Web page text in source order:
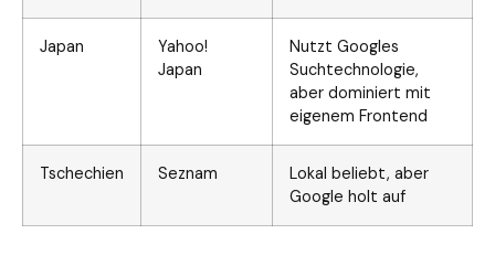
Japan
Yahoo!
Japan
Nutzt Googles
Suchtechnologie,
aber dominiert mit
eigenem Frontend
Tschechien Seznam
Lokal beliebt, aber
Google holt auf